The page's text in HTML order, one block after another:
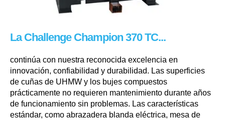
La Challenge Champion 370 TC...
continúa con nuestra reconocida excelencia en
innovación, confiabilidad y durabilidad. Las superficies
de cuñas de UHMW y los bujes compuestos
prácticamente no requieren mantenimiento durante años
de funcionamiento sin problemas. Las características
estándar, como abrazadera blanda eléctrica, mesa de